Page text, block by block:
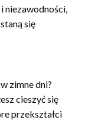
niezawodności,
się
zimne dni?
cieszyć się
przekształci